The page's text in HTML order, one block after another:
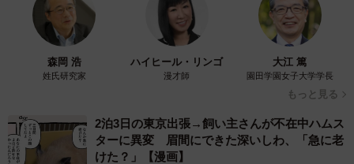
森岡 浩
姓氏研究家
ハイヒール・リンゴ
漫才師
大江 篤
園田学園女子大学学長
もっと見る
2泊3日の東京出張→飼い主さんが不在中ハムス
ターに異変 眉間にできた深いしわ、「急に老
けた？」【漫画】